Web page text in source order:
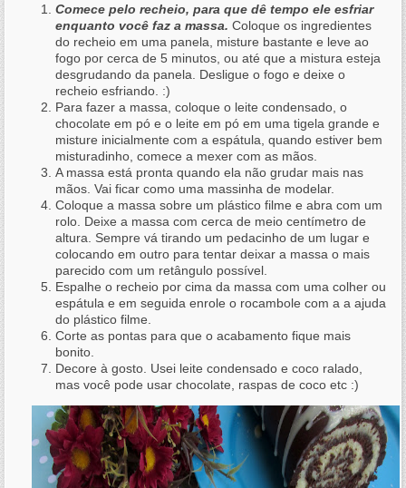
Comece pelo recheio, para que dê tempo ele esfriar
enquanto você faz a massa. Coloque os ingredientes
do recheio em uma panela, misture bastante e leve ao
fogo por cerca de 5 minutos, ou até que a mistura esteja
desgrudando da panela. Desligue o fogo e deixe o
recheio esfriando. :)
Para fazer a massa, coloque o leite condensado, o
chocolate em pó e o leite em pó em uma tigela grande e
misture inicialmente com a espátula, quando estiver bem
misturadinho, comece a mexer com as mãos.
A massa está pronta quando ela não grudar mais nas
mãos. Vai ficar como uma massinha de modelar.
Coloque a massa sobre um plástico filme e abra com um
rolo. Deixe a massa com cerca de meio centímetro de
altura. Sempre vá tirando um pedacinho de um lugar e
colocando em outro para tentar deixar a massa o mais
parecido com um retângulo possível.
Espalhe o recheio por cima da massa com uma colher ou
espátula e em seguida enrole o rocambole com a a ajuda
do plástico filme.
Corte as pontas para que o acabamento fique mais
bonito.
Decore à gosto. Usei leite condensado e coco ralado,
mas você pode usar chocolate, raspas de coco etc :)